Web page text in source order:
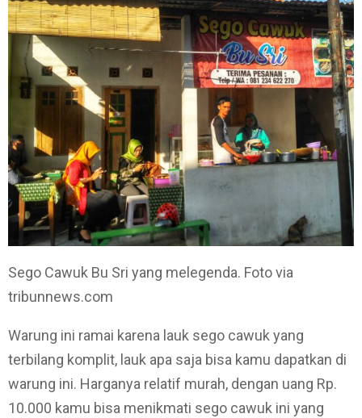
Sego Cawuk Bu Sri yang melegenda. Foto via
tribunnews.com
Warung ini ramai karena lauk sego cawuk yang
terbilang komplit, lauk apa saja bisa kamu dapatkan di
warung ini. Harganya relatif murah, dengan uang Rp.
10.000 kamu bisa menikmati sego cawuk ini yang